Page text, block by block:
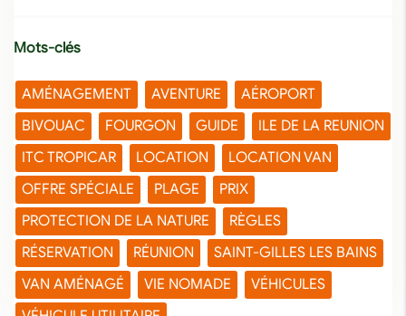
Mots-clés
AMÉNAGEMENT AVENTURE
AÉROPORT
BIVOUAC
FOURGON GUIDE
ILE DE LA REUNION
ITC TROPICAR
LOCATION
LOCATION VAN
OFFRE SPÉCIALE
PLAGE
PRIX
PROTECTION DE LA NATURE
RÈGLES
RÉSERVATION
RÉUNION
SAINT-GILLES LES BAINS
VAN AMÉNAGÉ
VIE NOMADE
VÉHICULES